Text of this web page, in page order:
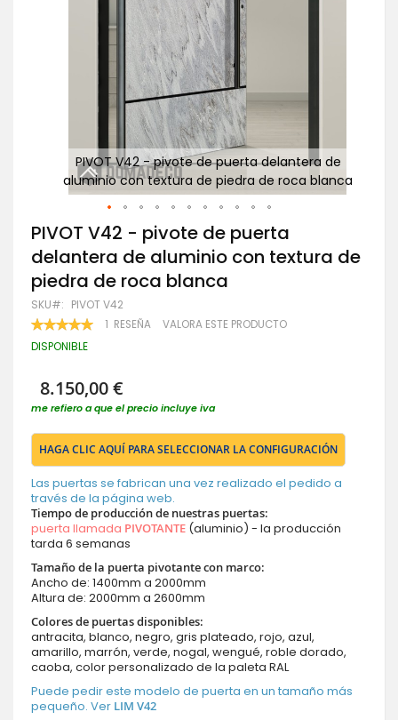
PIVOT V42 - pivote de puerta delantera de
aluminio con textura de piedra de roca blanca
Saltar
al
comienzo
de
la
galería
de
imágenes
PIVOT V42 - pivote de puerta
delantera de aluminio con textura de
piedra de roca blanca
SKU PIVOT V42
VALORACIÓN:
100 100
1 RESEÑA VALORA ESTE PRODUCTO
DISPONIBLE
8.150,00 €
me refiero a que el precio incluye iva
HAGA CLIC AQUÍ PARA SELECCIONAR LA CONFIGURACIÓN
Las puertas se fabrican una vez realizado el pedido a
través de la página web.
Tiempo de producción de nuestras puertas:
puerta llamada PIVOTANTE (aluminio) - la producción
tarda 6 semanas
Tamaño de la puerta pivotante con marco:
Ancho de: 1400mm a 2000mm
Altura de: 2000mm a 2600mm
Colores de puertas disponibles:
antracita, blanco, negro, gris plateado, rojo, azul,
amarillo, marrón, verde, nogal, wengué, roble dorado,
caoba, color personalizado de la paleta RAL
Puede pedir este modelo de puerta en un tamaño más
pequeño. Ver LIM V42